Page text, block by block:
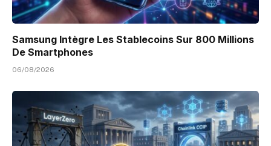
Samsung Intègre Les Stablecoins Sur 800 Millions
De Smartphones
06/08/2026